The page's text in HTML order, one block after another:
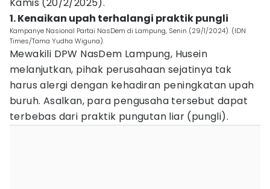
1. Kenaikan upah terhalangi praktik pungli
Kampanye Nasional Partai NasDem di Lampung, Senin (29/1/2024). (IDN
Times/Tama Yudha Wiguna).
Mewakili DPW NasDem Lampung, Husein
melanjutkan, pihak perusahaan sejatinya tak
harus alergi dengan kehadiran peningkatan upah
buruh. Asalkan, para pengusaha tersebut dapat
terbebas dari praktik pungutan liar (pungli).